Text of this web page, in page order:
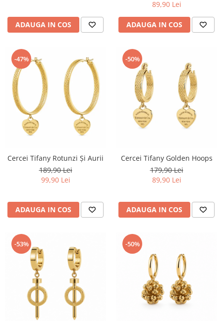
ADAUGA IN COS
89,90 Lei
ADAUGA IN COS
-47%
Cercei Tifany Rotunzi Și Aurii
189,90 Lei
99,90 Lei
ADAUGA IN COS
-50%
Cercei Tifany Golden Hoops
179,90 Lei
89,90 Lei
ADAUGA IN COS
-53% -50%